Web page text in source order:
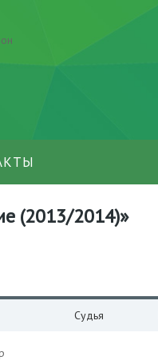
(2013/2014)»
Судья